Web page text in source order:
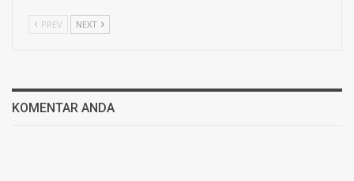
PREV NEXT
KOMENTAR ANDA